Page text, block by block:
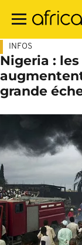
contenu
INFOS
Nigeria :
grande